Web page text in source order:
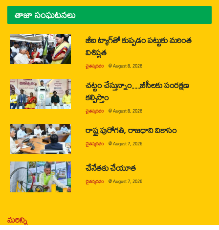
తాజా సంఘటనలు
జీఐ ట్యాగ్‌తో కుప్పడం పట్టుకు మరింత
విశిష్టత
చైతన్యరధం @August 8, 2026
చట్టం చేస్తున్నాం…బీసీలకు సంరక్షణ
కల్పిస్తాం
చైతన్యరధం @August 8, 2026
రాష్ట్ర పురోగతి, రాజధాని వికాసం
చైతన్యరధం @August 7, 2026
చేనేతకు చేయూత
చైతన్యరధం @August 7, 2026
మరిన్ని